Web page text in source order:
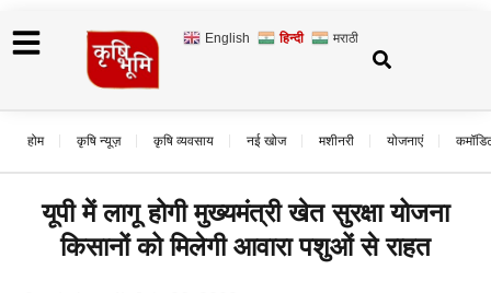
English हिन्दी मराठी
होम कृषि न्यूज़ कृषि व्यवसाय नई खोज मशीनरी योजनाएं
यूपी में लागू होगी मुख्यमंत्री खेत सुरक्षा योजना
किसानों को मिलेगी आवारा पशुओं से राहत